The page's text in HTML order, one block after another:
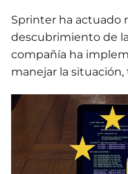
Sprinter ha actuado
descubrimiento de
compañía ha
manejar la situación,